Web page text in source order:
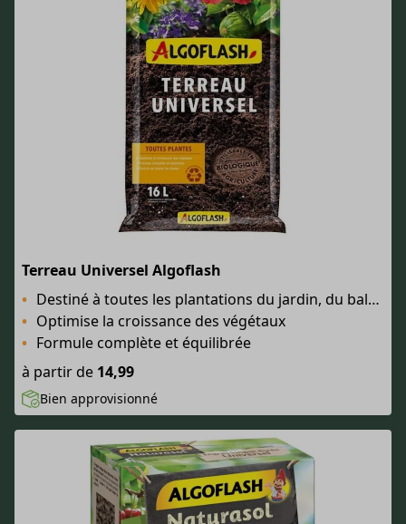
Terreau Universel Algoflash
Destiné à toutes les plantations du jardin, du balcon et de la maison
Optimise la croissance des végétaux
Formule complète et équilibrée
à partir de 14,99
Bien approvisionné